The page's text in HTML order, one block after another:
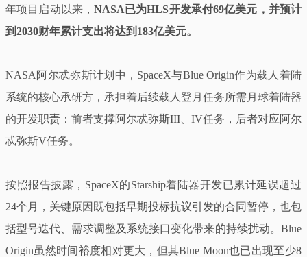
年项目启动以来，NASA已为HLS开发承付69亿美元，并预计
到2030财年累计支出将达到183亿美元。
NASA阿尔忒弥斯计划中，SpaceX与Blue Origin作为载人着陆
系统的核心承研方，承担着后续载人登月任务所需月球着陆器
的开发职责：前者支撑阿尔忒弥斯III、IV任务，后者对应阿尔
忒弥斯V任务。
按照报告披露，SpaceX的Starship着陆器开发已累计延误超过
24个月，关键原因既包括早期投标抗议引发的合同暂停，也包
括型号迭代、需求调整及系统接口变化带来的持续扰动。Blue
Origin虽然时间裕度相对更大，但其Blue Moon也已出现至少8